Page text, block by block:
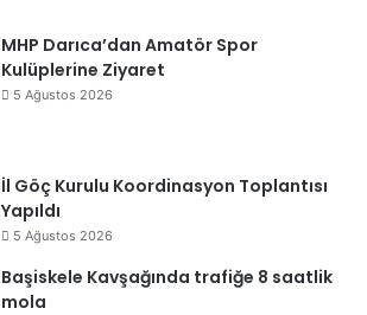
MHP Darıca’dan Amatör Spor
Kulüplerine Ziyaret
5 Ağustos 2026
İl Göç Kurulu Koordinasyon Toplantısı
Yapıldı
5 Ağustos 2026
Başiskele Kavşağında trafiğe 8 saatlik
mola